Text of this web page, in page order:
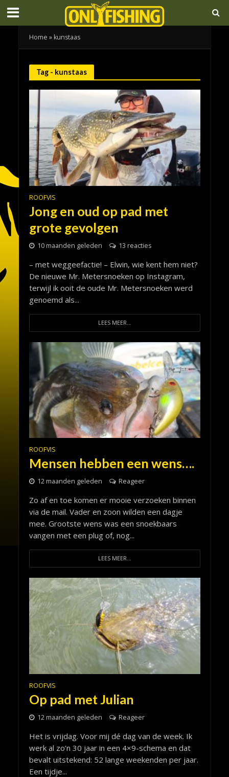
Home » kunstaas
Tag - kunstaas
ROOFVIS
Jong en oud op pad met
grote gevolgen
10 maanden geleden 13 reacties
– met weggeefactie! – Elwin, wie kent hem niet?
De nieuwe Mr. Metersnoeken op Instagram,
terwijl ik ooit de oude Mr. Metersnoeken werd
genoemd als...
LEES MEER...
ROOFVIS
Mensen hebben een wens….
12 maanden geleden Reageer
Zo af en toe komen er mooie verzoeken binnen
via de mail. Vader en zoon wilden een dagje
mee. Grootste wens was een snoekbaars
vangen met een plug of, nog...
LEES MEER...
ROOFVIS
Op pad met Julian
12 maanden geleden Reageer
Het is vrijdag. Voor mij dé dag van de week. Ik
werk al zo’n 30 jaar in een 4×9-schema en dat
bevalt uitstekend: 52 lange weekenden per jaar.
Een tijdje...